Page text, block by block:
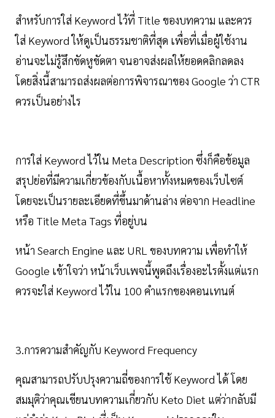
สำหรับการใส่ Keyword ไว้ที่ Title ของบทความ และควร
ใส่ Keyword ให้ดูเป็นธรรมชาติที่สุด เพื่อที่เมื่อผู้ใช้งาน
อ่านจะไม่รู้สึกขัดหูขัดตา จนอาจส่งผลให้ยอดคลิกลดลง
โดยสิ่งนี้สามารถส่งผลต่อการพิจารณาของ Google ว่า CTR
ควรเป็นอย่างไร
การใส่ Keyword ไว้ใน Meta Description ซึ่งก็คือข้อมูล
สรุปย่อที่มีความเกี่ยวข้องกับเนื้อหาทั้งหมดของเว็บไซต์
โดยจะเป็นรายละเอียดที่ขึ้นมาด้านล่าง ต่อจาก Headline
หรือ Title Meta Tags ที่อยู่บน
หน้า Search Engine และ URL ของบทความ เพื่อทำให้
Google เข้าใจว่า หน้าเว็บเพจนี้พูดถึงเรื่องอะไรตั้งแต่แรก
ควรจะใส่ Keyword ไว้ใน 100 คำแรกของคอนเทนต์
3.การความสำคัญกับ Keyword Frequency
คุณสามารถปรับปรุงความถี่ของการใช้ Keyword ได้ โดย
สมมุติว่าคุณเขียนบทความเกี่ยวกับ Keto Diet แต่ว่ากลับมี